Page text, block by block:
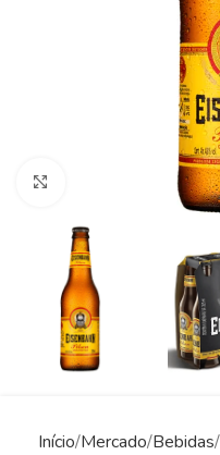
Clique para ampliar
Início Mercado Bebidas